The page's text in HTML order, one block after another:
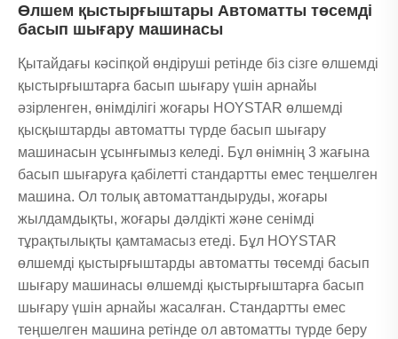
Өлшем қыстырғыштары Автоматты төсемді
басып шығару машинасы
Қытайдағы кәсіпқой өндіруші ретінде біз сізге өлшемді
қыстырғыштарға басып шығару үшін арнайы
әзірленген, өнімділігі жоғары HOYSTAR өлшемді
қысқыштарды автоматты түрде басып шығару
машинасын ұсынғымыз келеді. Бұл өнімнің 3 жағына
басып шығаруға қабілетті стандартты емес теңшелген
машина. Ол толық автоматтандыруды, жоғары
жылдамдықты, жоғары дәлдікті және сенімді
тұрақтылықты қамтамасыз етеді. Бұл HOYSTAR
өлшемді қыстырғыштарды автоматты төсемді басып
шығару машинасы өлшемді қыстырғыштарға басып
шығару үшін арнайы жасалған. Стандартты емес
теңшелген машина ретінде ол автоматты түрде беру